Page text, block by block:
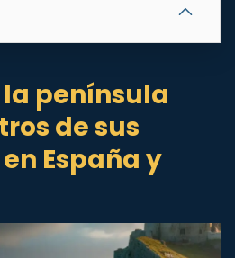
península
de sus
España y